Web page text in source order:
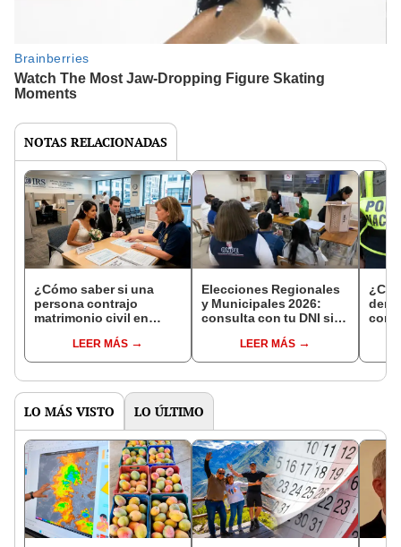
NOTAS RELACIONADAS
¿Cómo saber si una
persona contrajo
matrimonio civil en
LEER MÁS
Elecciones Regionales
y Municipales 2026:
consulta con tu DNI si
de mesa para este 4 de
octubre en el link oficial
LEER MÁS
con
LO MÁS VISTO LO ÚLTIMO